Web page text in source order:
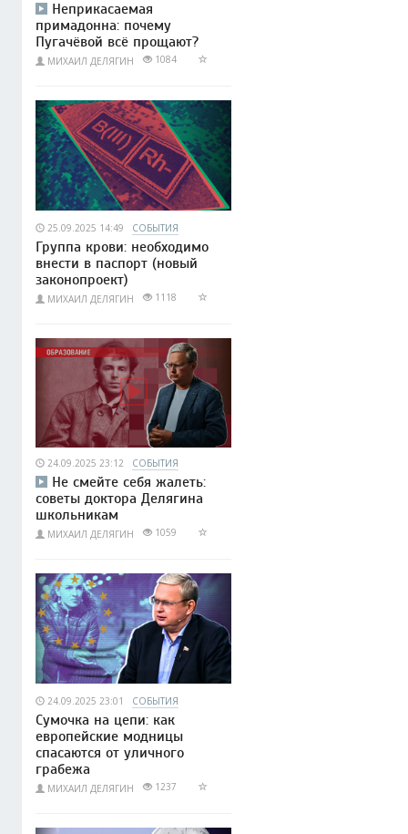
Неприкасаемая
примадонна: почему
Пугачёвой всё прощают?
МИХАИЛ ДЕЛЯГИН 1084
25.09.2025 14:49 СОБЫТИЯ
Группа крови: необходимо
внести в паспорт (новый
законопроект)
МИХАИЛ ДЕЛЯГИН 1118
24.09.2025 23:12 СОБЫТИЯ
Не смейте себя жалеть:
советы доктора Делягина
школьникам
МИХАИЛ ДЕЛЯГИН 1059
24.09.2025 23:01 СОБЫТИЯ
Сумочка на цепи: как
европейские модницы
спасаются от уличного
грабежа
МИХАИЛ ДЕЛЯГИН 1237